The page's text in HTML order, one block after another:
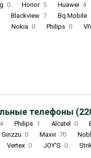
0 Honor 5 Huawei 4
Blackview 7 Bq Mobile
Nokia 0 Philips 0
телефоны
Philips 1 Alcatel 0
Ginzzu 0 Maxvi 70
Vertex 0 JOY'S 0